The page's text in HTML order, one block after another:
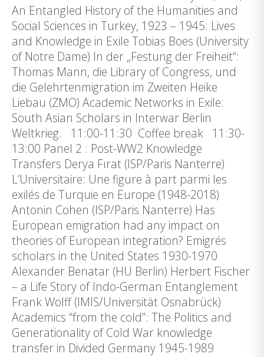
An Entangled History of the Humanities and
Social Sciences in Turkey, 1923 – 1945: Lives
and Knowledge in Exile Tobias Boes (University
of Notre Dame) In der „Festung der Freiheit“:
Thomas Mann, die Library of Congress, und
die Gelehrtenmigration im Zweiten Heike
Liebau (ZMO) Academic Networks in Exile:
South Asian Scholars in Interwar Berlin
Weltkrieg. 11:00-11:30 Coffee break 11:30-
13:00 Panel 2 : Post-WW2 Knowledge
Transfers Derya Fırat (ISP/Paris Nanterre)
L’Universitaire: Une figure à part parmi les
exilés de Turquie en Europe (1948-2018)
Antonin Cohen (ISP/Paris Nanterre) Has
European emigration had any impact on
theories of European integration? Emigrés
scholars in the United States 1930-1970
Alexander Benatar (HU Berlin) Herbert Fischer
– a Life Story of Indo-German Entanglement
Frank Wolff (IMIS/Universität Osnabrück)
Academics “from the cold”: The Politics and
Generationality of Cold War knowledge
transfer in Divided Germany 1945-1989